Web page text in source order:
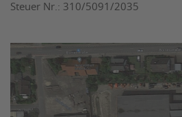
Steuer Nr.: 310/5091/2035